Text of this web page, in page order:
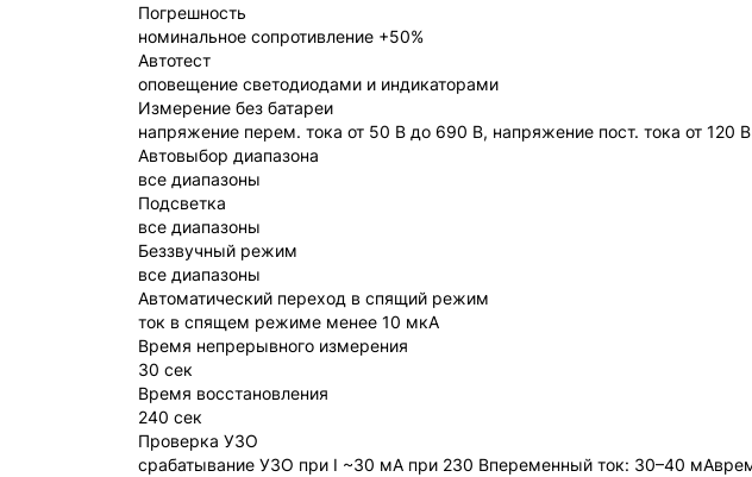
Погрешность
номинальное сопротивление +50%
Автотест
оповещение светодиодами и индикаторами
Измерение без батареи
напряжение перем. тока от 50 В до 690 В, напряжение пост. тока от 120
Автовыбор диапазона
все диапазоны
Подсветка
все диапазоны
Беззвучный режим
все диапазоны
Автоматический переход в спящий режим
ток в спящем режиме менее 10 мкА
Время непрерывного измерения
30 сек
Время восстановления
240 сек
Проверка УЗО
срабатывание УЗО при I ~30 мА при 230 Впеременный ток: 30–40